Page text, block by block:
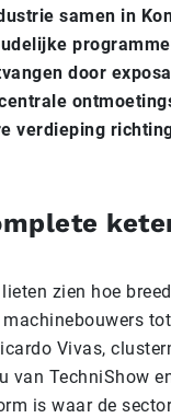
samen in
door
verdieping
zien hoe
Vivas,
TechniShow
is waar de